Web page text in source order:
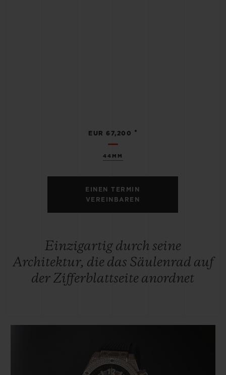
44MM
EUR 67,200 •
EINEN TERMIN
VEREINBAREN
Einzigartig durch seine
Architektur, die das Säulenrad auf
der Zifferblattseite anordnet